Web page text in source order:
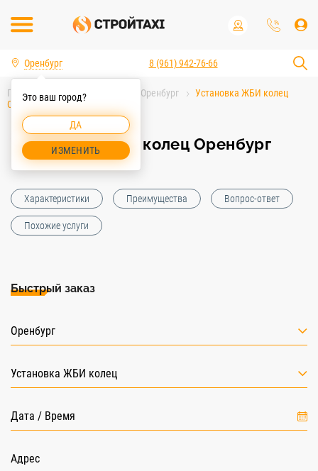
Оренбург
Это ваш город?
ДА
ИЗМЕНИТЬ
8 (961) 942-76-66
Главная Услуги спецтехники Оренбург
Установка ЖБИ колец
Оренбург
Установка ЖБИ колец Оренбург
Характеристики Преимущества Вопрос-ответ
Похожие услуги
Быстрый заказ
Оренбург
Установка ЖБИ колец